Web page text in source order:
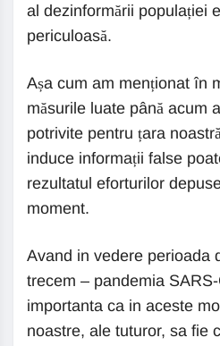
al dezinformării populației
periculoasă.
Așa cum am menționat în
măsurile luate până acum
potrivite pentru țara
induce informații false
rezultatul eforturilor
moment.
Avand in vedere perioada
trecem – pandemia
importanta ca in aceste
noastre, ale tuturor, sa fie